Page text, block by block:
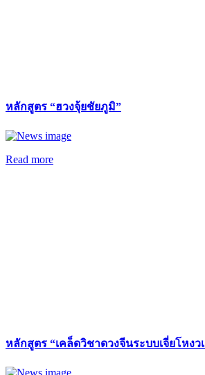
หลักสูตร “ฮวงจุ้ยชัยภูมิ”
Read more
หลักสูตร “เคล็ดวิชาดวงจีนระบบเจี่ยโหงว